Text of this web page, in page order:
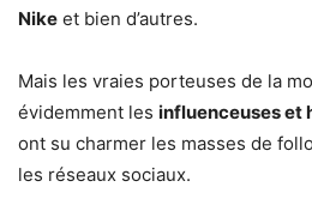
Nike et bien d’autres.
Mais les vraies porteuses de la
évidemment les influenceuses et
ont su charmer les masses de
les réseaux sociaux.